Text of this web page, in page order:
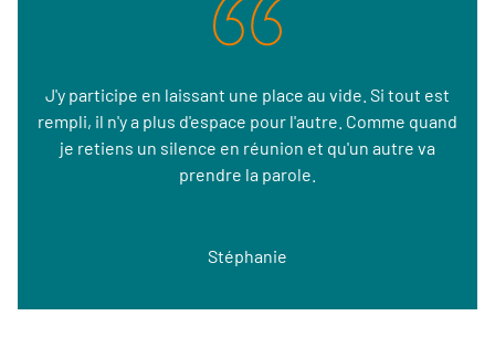
J'y participe en laissant une place au vide. Si tout est
rempli, il n'y a plus d'espace pour l'autre. Comme quand
je retiens un silence en réunion et qu'un autre va
prendre la parole.
Stéphanie